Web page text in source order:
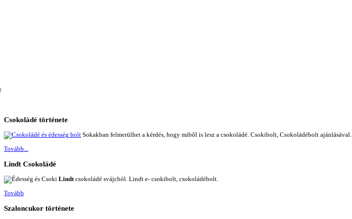
Csokoládé története
Sokakban felmerülhet a kérdés, hogy miből is lesz a csokoládé. Csokibolt, Csokoládébolt ajánlásával.
Tovább...
Lindt Csokoládé
Lindtcsokoládé svájcból. Lindt e- csokibolt, csokoládébolt.
Tovább
Szaloncukor története